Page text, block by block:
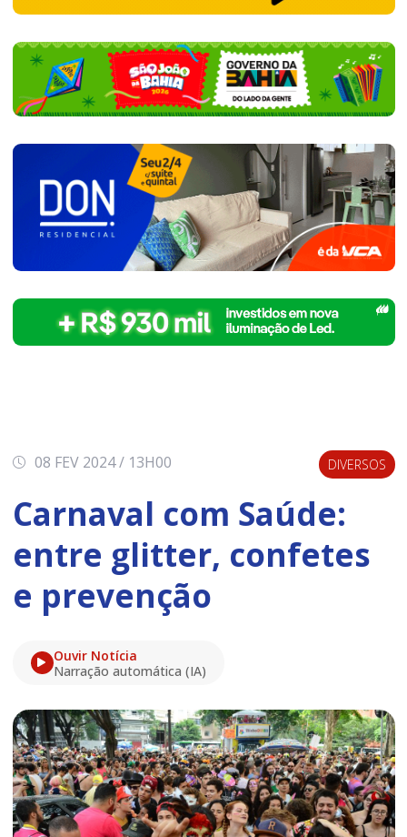
08 FEV 2024 / 13H00 DIVERSOS
Carnaval com Saúde:
entre glitter, confetes
e prevenção
Ouvir Notícia
Narração automática (IA)